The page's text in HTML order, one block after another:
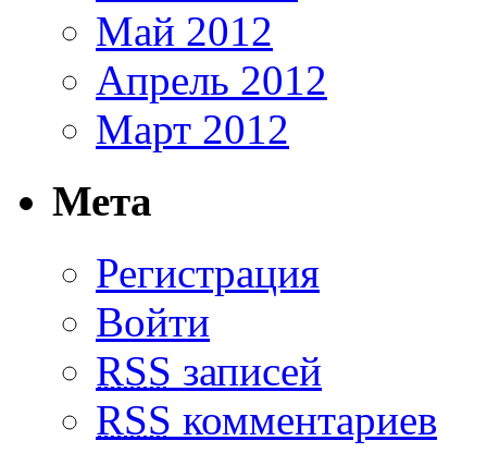
Май 2012
Апрель 2012
Март 2012
Мета
Регистрация
Войти
RSS записей
RSS комментариев